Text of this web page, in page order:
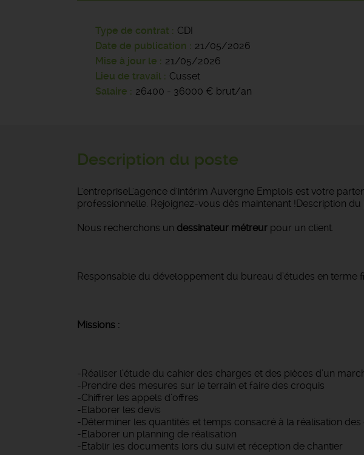
Type de contrat
CDI
Date de publication
21/05/2026
Mise à jour le
21/05/2026
Lieu de travail
Cusset
Salaire
26400 - 36000 € brut/an
Description du poste
L'entrepriseL'agence d'intérim Auvergne Emplois est votre
professionnelle. Rejoignez-vous dès maintenant !Description du
Nous recherchons un dessinateur métreur pour un client.
Responsable du développement du bureau d’études en terme
Missions :
-Réaliser l’étude du cahier des charges et des pièces d’un
-Prendre des mesures sur le terrain et faire des croquis
-Chiffrer les appels d’offres
-Elaborer les devis
-Déterminer les quantités et temps consacré à la réalisation des
-Elaborer un planning de réalisation
-Etablir les documents lors du suivi et réception de chantier